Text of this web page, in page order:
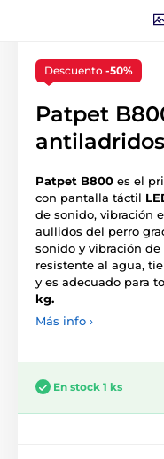
Descuento -50%
Patpet
antiladridos
Patpet B800 es el
con pantalla táctil
de sonido, vibración
aullidos del perro
sonido y vibración de
resistente al agua,
y es adecuado para
kg.
Más info ›
En stock 1 ks